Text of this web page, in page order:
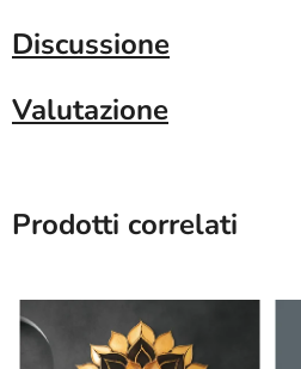
Discussione
Valutazione
Prodotti correlati